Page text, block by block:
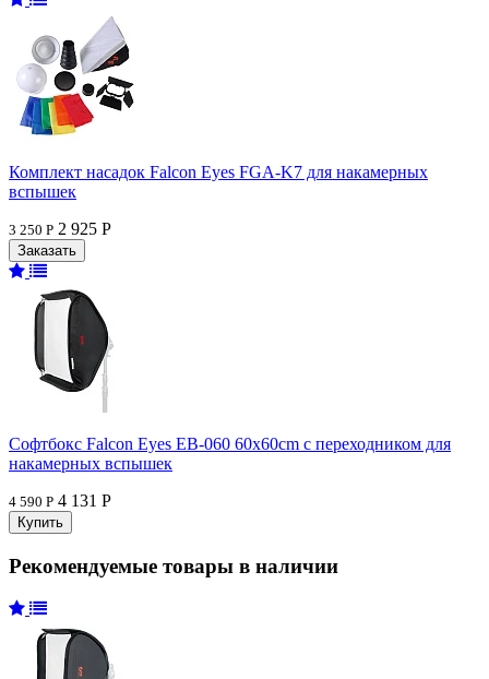
Комплект насадок Falcon Eyes FGA-K7 для накамерных
вспышек
3 250 Р 2 925 Р
Софтбокс Falcon Eyes EB-060 60x60cm с переходником для
накамерных вспышек
4 590 Р 4 131 Р
Рекомендуемые товары в наличии